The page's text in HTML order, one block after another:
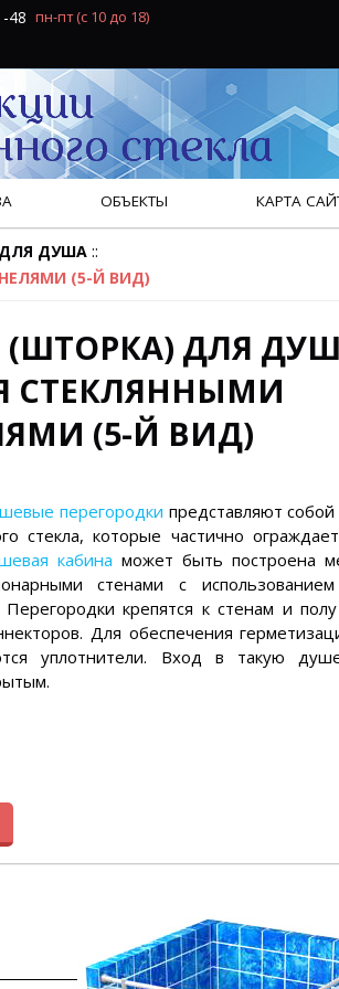
48 пн-пт(с 10 до 18)
ОБЪЕКТЫ КАРТА
ДУША ::
(5-Й ВИД)
(ШТОРКА) ДЛЯ
СТЕКЛЯННЫМИ
(5-Й ВИД)
перегородки представляют собой
стекла, которые частично
кабина может быть построена
стенами с использованием
Перегородки крепятся к стенам и
Для обеспечения
уплотнители. Вход в такую